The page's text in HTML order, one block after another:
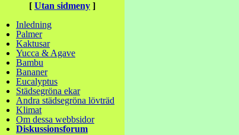
[ Utan sidmeny]
Inledning
Palmer
Kaktusar
Yucca & Agave
Bambu
Bananer
Eucalyptus
Städsegröna ekar
Andra städsegröna lövträd
Klimat
Om dessa webbsidor
Diskussionsforum